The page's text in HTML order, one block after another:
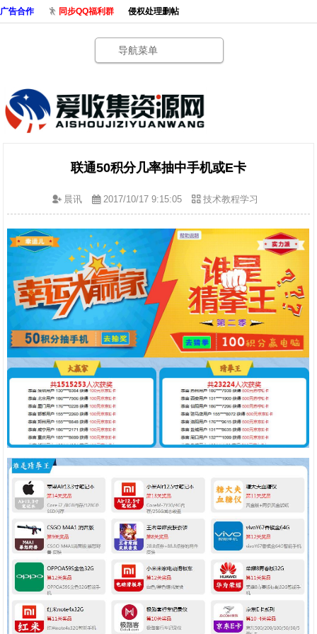
广告合作 同步QQ福利群 侵权处理删帖
导航菜单
联通50积分几率抽中手机或E卡
晨讯 2017/10/17 9:15:05 技术教程学习